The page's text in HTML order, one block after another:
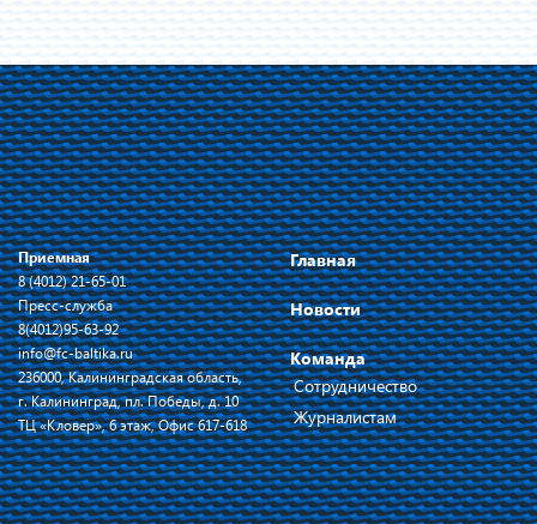
Приемная
8 (4012) 21-65-01
Пресс-служба
8(4012)95-63-92
info@fc-baltika.ru
236000, Калининградская область,
г. Калининград, пл. Победы, д. 10
ТЦ «Кловер», 6 этаж, Офис 617-618
Главная
Новости
Команда
Сотрудничество
Журналистам